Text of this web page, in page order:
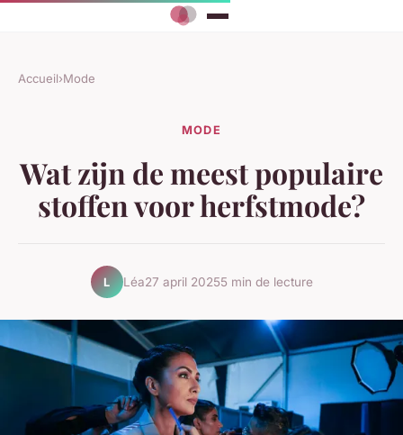
Accueil›Mode
MODE
Wat zijn de meest populaire
stoffen voor herfstmode?
L Léa27 april 20255 min de lecture